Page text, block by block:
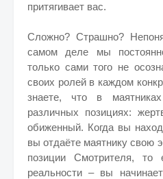
притягивает вас.
Сложно? Страшно?
самом деле мы
только сами того не
своих ролей в каждом
знаете, что в
различных позициях:
обиженный. Когда вы
вы отдаёте маятнику свою
позиции Смотрителя, то
реальности – вы